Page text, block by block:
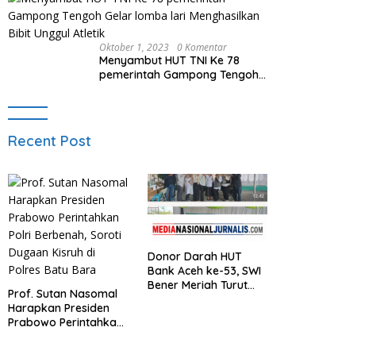
Oktober 1, 2023 0 Komentar
Menyambut HUT TNI Ke 78
pemerintah Gampong Tengoh
Recent Post
Prof. Sutan Nasomal
Harapkan Presiden
Prabowo Perintahkan
Donor Darah HUT
Bank Aceh ke-53, SWI
Bener Meriah Turut